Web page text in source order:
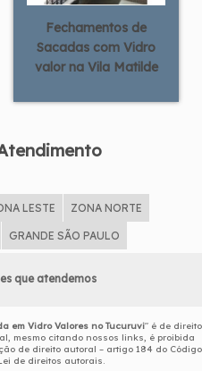
Fechamentos de
Sacadas com Vidro
valor na Vila Matilde
LESTE ZONA NORTE
GRANDE SÃO PAULO
que atendemos
em Vidro Valores no Tucuruvi" é de direito
mesmo citando nossos links, é proibida
de direito autoral – artigo 184 do Código
de direitos autorais.